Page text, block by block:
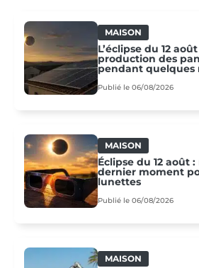
MAISON
L’éclipse du 12
production des
pendant quelques
Publié le 06/08/2026
MAISON
Éclipse du 12 août
dernier moment
lunettes
Publié le 06/08/2026
MAISON